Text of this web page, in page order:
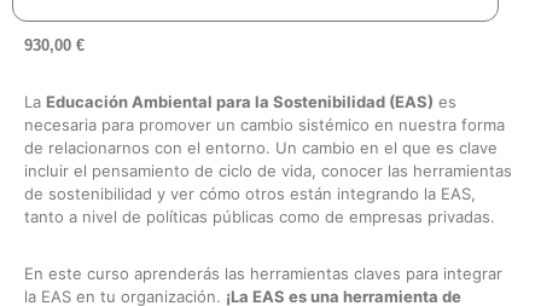
930,00 €
La Educación Ambiental para la Sostenibilidad (EAS) es
necesaria para promover un cambio sistémico en nuestra forma
de relacionarnos con el entorno. Un cambio en el que es clave
incluir el pensamiento de ciclo de vida, conocer las herramientas
de sostenibilidad y ver cómo otros están integrando la EAS,
tanto a nivel de políticas públicas como de empresas privadas.
En este curso aprenderás las herramientas claves para integrar
la EAS en tu organización. ¡La EAS es una herramienta de